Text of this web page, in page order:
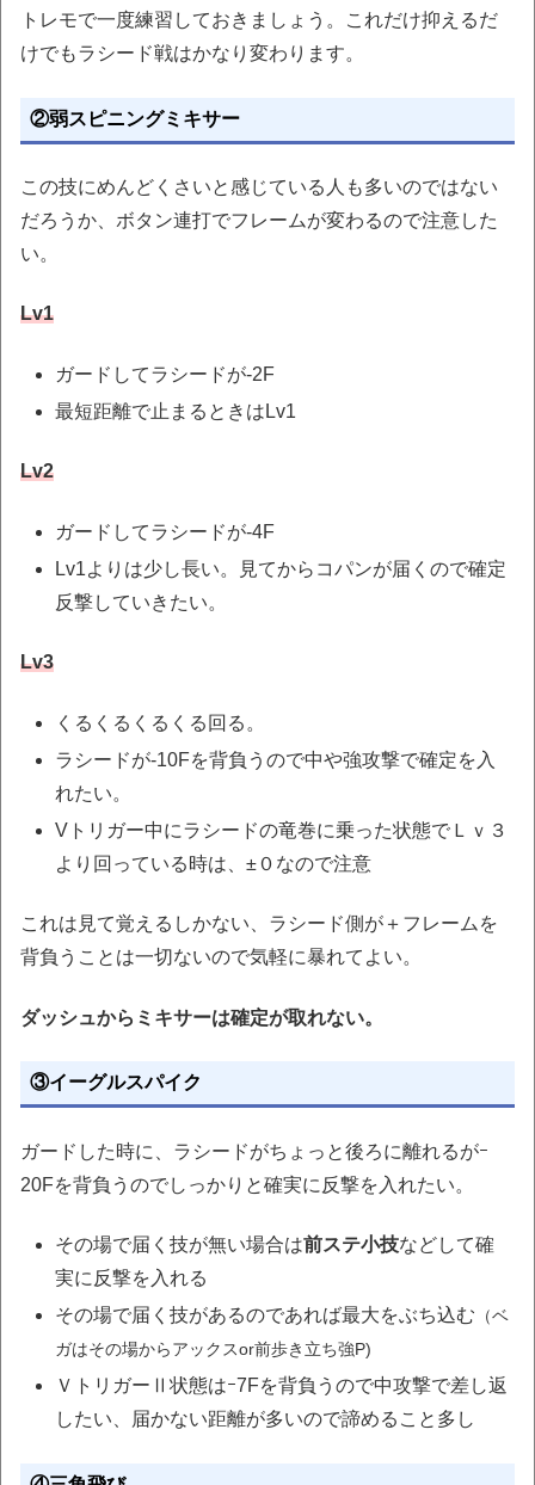
トレモで一度練習しておきましょう。これだけ抑えるだ
けでもラシード戦はかなり変わります。
②弱スピニングミキサー
この技にめんどくさいと感じている人も多いのではない
だろうか、ボタン連打でフレームが変わるので注意した
い。
Lv1
ガードしてラシードが-2F
最短距離で止まるときはLv1
Lv2
ガードしてラシードが-4F
Lv1よりは少し長い。見てからコパンが届くので確定
反撃していきたい。
Lv3
くるくるくるくる回る。
ラシードが-10Fを背負うので中や強攻撃で確定を入
れたい。
Vトリガー中にラシードの竜巻に乗った状態でＬｖ３
より回っている時は、±０なので注意
これは見て覚えるしかない、ラシード側が＋フレームを
背負うことは一切ないので気軽に暴れてよい。
ダッシュからミキサーは確定が取れない。
③イーグルスパイク
ガードした時に、ラシードがちょっと後ろに離れるがｰ
20Fを背負うのでしっかりと確実に反撃を入れたい。
その場で届く技が無い場合は前ステ小技などして確
実に反撃を入れる
その場で届く技があるのであれば最大をぶち込む （ベ
ガはその場からアックスor前歩き立ち強P)
ＶトリガーⅡ状態はｰ7Fを背負うので中攻撃で差し返
したい、届かない距離が多いので諦めること多し